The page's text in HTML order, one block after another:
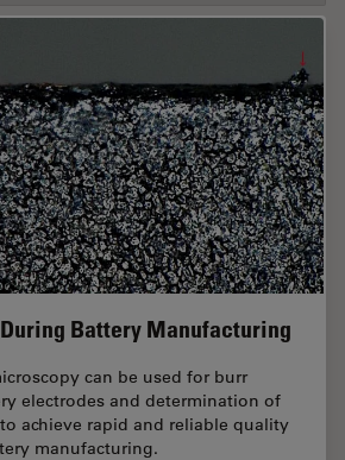
Battery Manufacturing
can be used for burr
electrodes and determination of
achieve rapid and reliable quality
manufacturing.